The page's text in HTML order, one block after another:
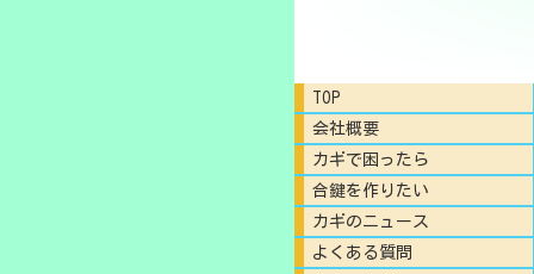
TOP
会社概要
カギで困ったら
合鍵を作りたい
カギのニュース
よくある質問